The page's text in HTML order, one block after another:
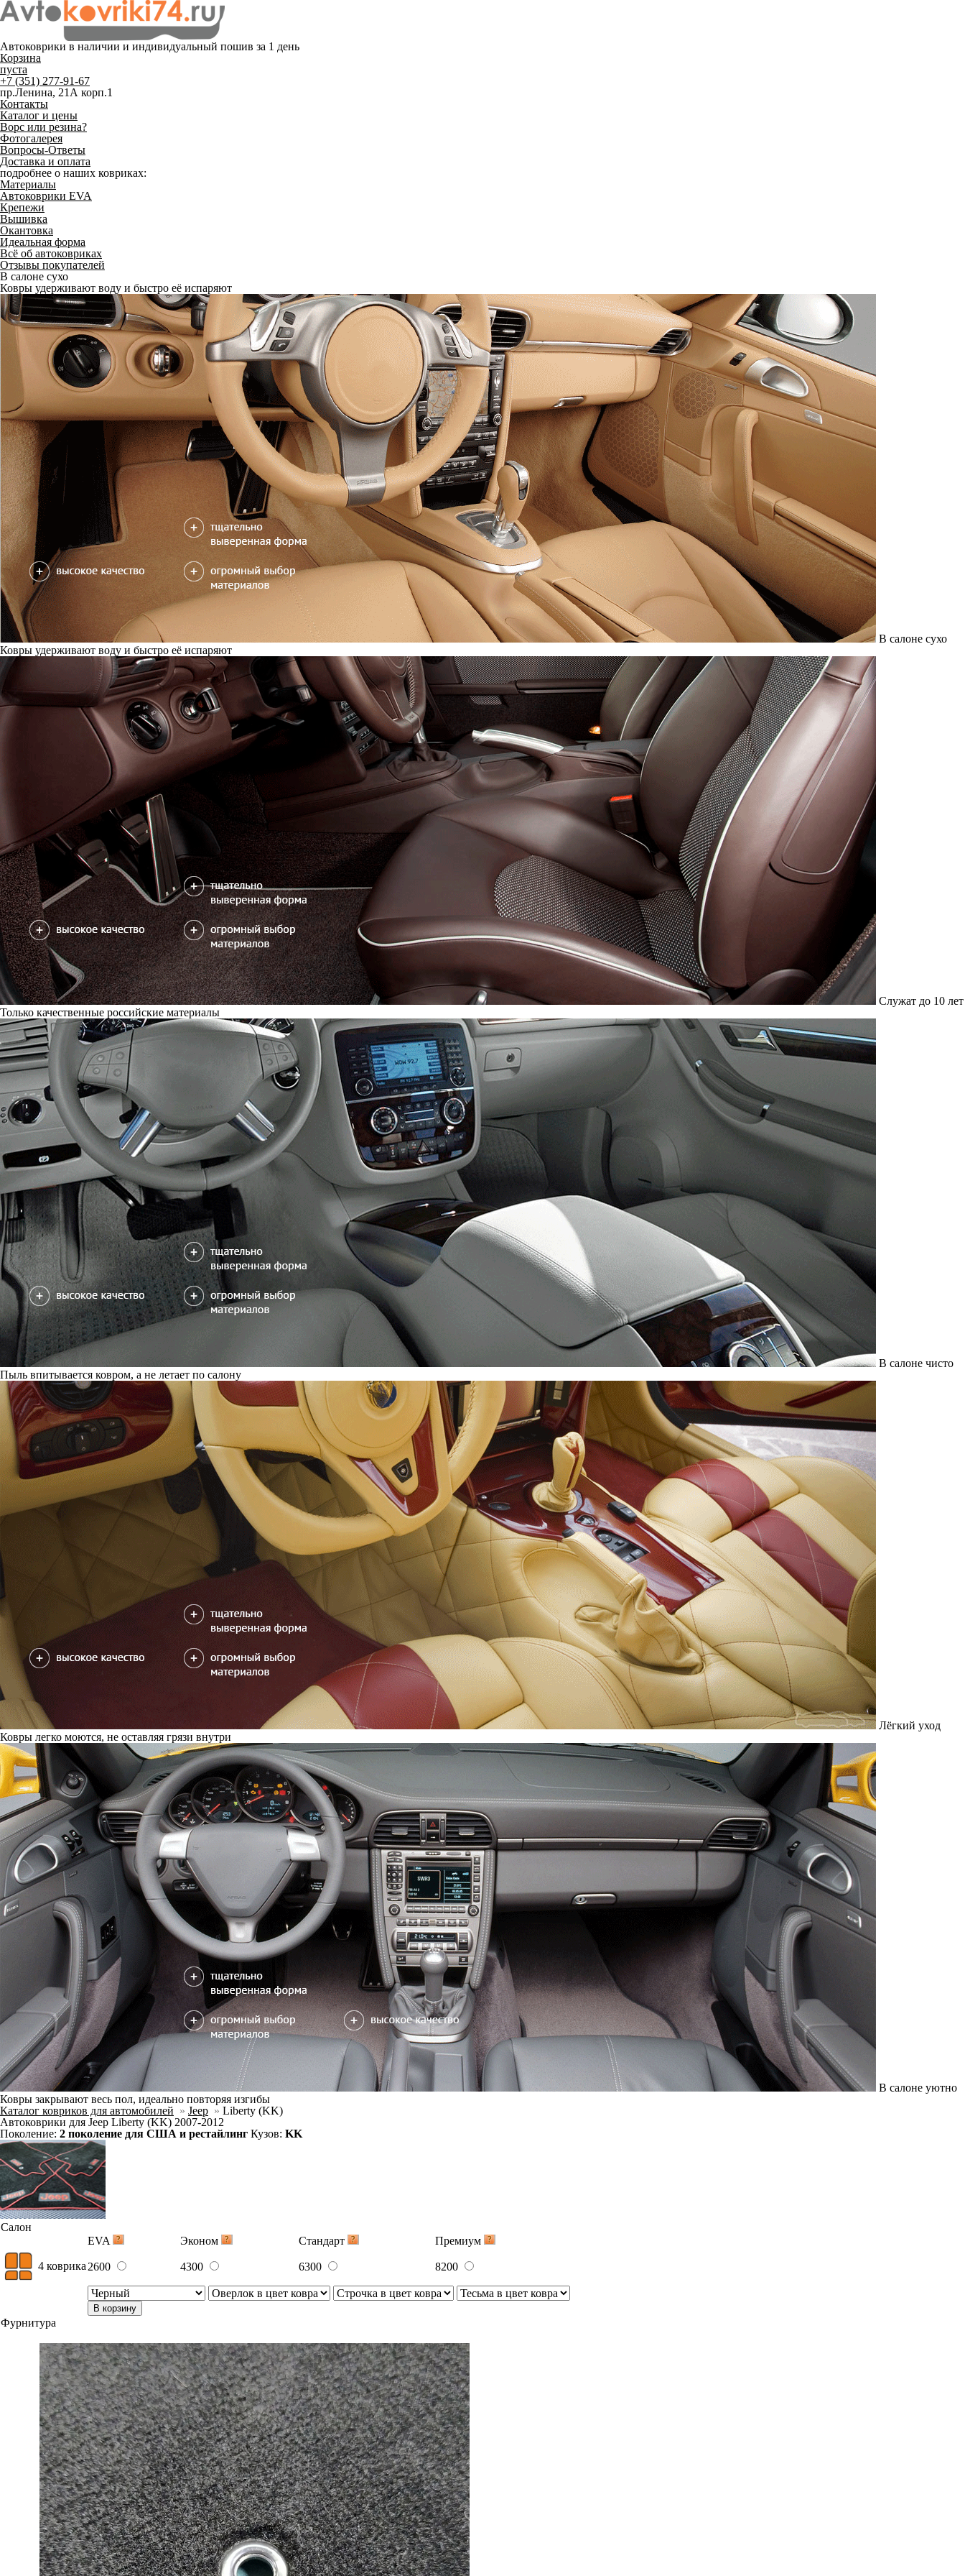
Автоковрики в наличии и индивидуальный пошив за 1 день
Корзина
пуста
+7 (351) 277-91-67
пр.Ленина, 21А корп.1
Контакты
Каталог и цены
Ворс или резина?
Фотогалерея
Вопросы-Ответы
Доставка и оплата
подробнее о наших ковриках:
Материалы
Автоковрики EVA
Крепежи
Вышивка
Окантовка
Идеальная форма
Всё об автоковриках
Отзывы покупателей
В салоне сухо
Ковры удерживают воду и быстро её испаряют
В салоне сухо
Ковры удерживают воду и быстро её испаряют
Служат до 10 лет
Только качественные российские материалы
В салоне чисто
Пыль впитывается ковром, а не летает по салону
Лёгкий уход
Ковры легко моются, не оставляя грязи внутри
В салоне уютно
Ковры закрывают весь пол, идеально повторяя изгибы
Каталог ковриков для автомобилей » Jeep » Liberty (KK)
Автоковрики для Jeep Liberty (KK) 2007-2012
Поколение: 2 поколение для США и рестайлинг Кузов: KK
Салон
EVA
Эконом Стандарт Премиум
4 коврика 2600 4300 6300 8200
В корзину
Фурнитура